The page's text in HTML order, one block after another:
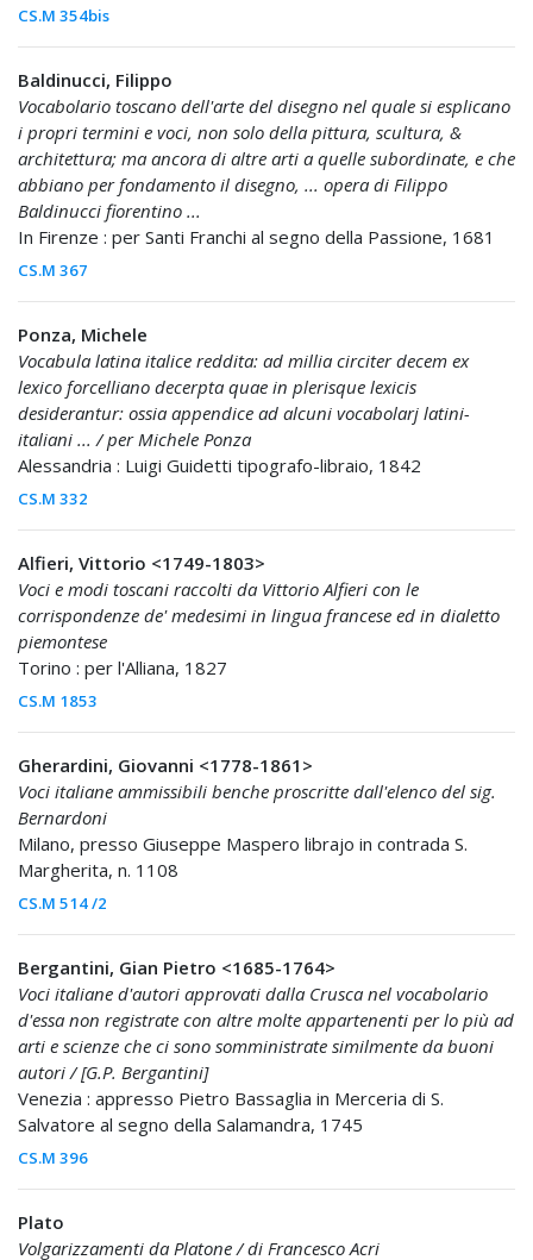
CS.M 354bis
Baldinucci, Filippo
Vocabolario toscano dell'arte del disegno nel quale si esplicano
i propri termini e voci, non solo della pittura, scultura, &
architettura; ma ancora di altre arti a quelle subordinate, e che
abbiano per fondamento il disegno, ... opera di Filippo
Baldinucci fiorentino ...
In Firenze : per Santi Franchi al segno della Passione, 1681
CS.M 367
Ponza, Michele
Vocabula latina italice reddita: ad millia circiter decem ex
lexico forcelliano decerpta quae in plerisque lexicis
desiderantur: ossia appendice ad alcuni vocabolarj latini-
italiani ... / per Michele Ponza
Alessandria : Luigi Guidetti tipografo-libraio, 1842
CS.M 332
Alfieri, Vittorio <1749-1803>
Voci e modi toscani raccolti da Vittorio Alfieri con le
corrispondenze de' medesimi in lingua francese ed in dialetto
piemontese
Torino : per l'Alliana, 1827
CS.M 1853
Gherardini, Giovanni <1778-1861>
Voci italiane ammissibili benche proscritte dall'elenco del sig.
Bernardoni
Milano, presso Giuseppe Maspero librajo in contrada S.
Margherita, n. 1108
CS.M 514 /2
Bergantini, Gian Pietro <1685-1764>
Voci italiane d'autori approvati dalla Crusca nel vocabolario
d'essa non registrate con altre molte appartenenti per lo più ad
arti e scienze che ci sono somministrate similmente da buoni
autori / [G.P. Bergantini]
Venezia : appresso Pietro Bassaglia in Merceria di S.
Salvatore al segno della Salamandra, 1745
CS.M 396
Plato
Volgarizzamenti da Platone / di Francesco Acri